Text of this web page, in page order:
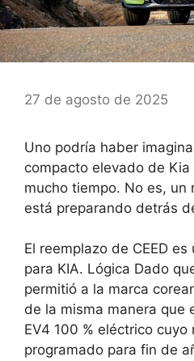
27 de agosto de 2025
Uno podría haber
compacto elevado de
mucho tiempo. No es, un
está preparando detrás
El reemplazo de CEED
para KIA. Lógica Dado
permitió a la marca
de la misma manera que
EV4 100 % eléctrico
programado para fin de